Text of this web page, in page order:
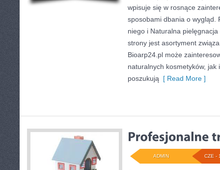
wpisuje się w rosnące
sposobami dbania o wygląd.
niego i Naturalna pielęgnacja
strony jest asortyment
Bioarp24.pl może
naturalnych kosmetyków, jak
poszukują [ Read More ]
CZE -
ADMIN